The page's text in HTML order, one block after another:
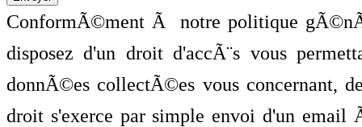
ConformÃ©ment Ã notre politique
disposez d'un droit d'accÃ¨s vous
donnÃ©es collectÃ©es vous concernant,
droit s'exerce par simple envoi d'un